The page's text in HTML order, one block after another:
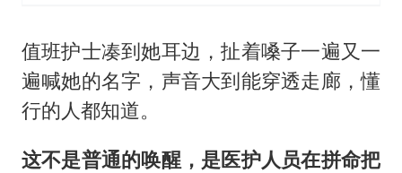
值班护士凑到她耳边，扯着嗓子一遍又一
遍喊她的名字，声音大到能穿透走廊，懂
行的人都知道。
这不是普通的唤醒，是医护人员在拼命把